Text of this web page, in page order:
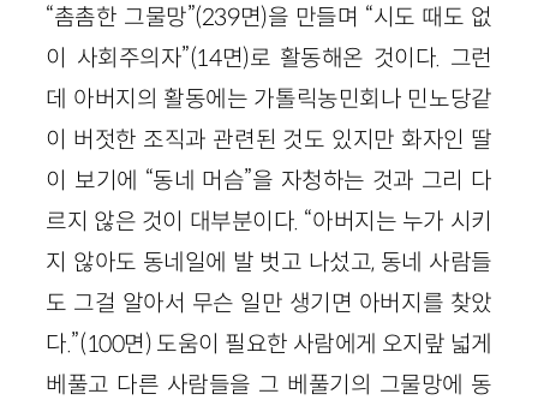
“촘촘한 그물망”(239면)을 만들며 “시도 때도 없
이 사회주의자”(14면)로 활동해온 것이다. 그런
데 아버지의 활동에는 가톨릭농민회나 민노당같
이 버젓한 조직과 관련된 것도 있지만 화자인 딸
이 보기에 “동네 머슴”을 자청하는 것과 그리 다
르지 않은 것이 대부분이다. “아버지는 누가 시키
지 않아도 동네일에 발 벗고 나섰고, 동네 사람들
도 그걸 알아서 무슨 일만 생기면 아버지를 찾았
다.”(100면) 도움이 필요한 사람에게 오지랖 넓게
베풀고 다른 사람들을 그 베풀기의 그물망에 동